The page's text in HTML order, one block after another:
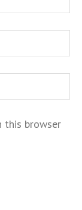
this browser